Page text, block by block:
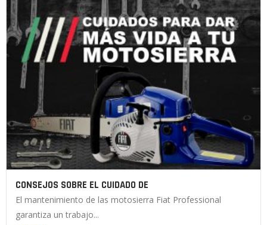
CONSEJOS SOBRE EL CUIDADO DE
El mantenimiento de las motosierra Fiat Professional
garantiza un trabajo...